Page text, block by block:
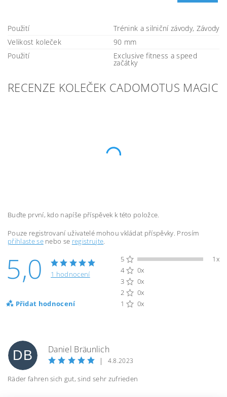
Použití
Trénink a silniční závody, Závody
Velikost koleček
90 mm
Použití
Exclusive fitness a speed
začátky
RECENZE KOLEČEK CADOMOTUS MAGIC
Buďte první, kdo napíše příspěvek k této položce.
Pouze registrovaní uživatelé mohou vkládat příspěvky. Prosím
přihlaste senebo se registrujte
5,0 1 hodnocení
Přidat hodnocení
5
1x
4
0x
3
0x
2
0x
1
0x
DB
Daniel Bräunlich
|
4.8.2023
Räder fahren sich gut, sind sehr zufrieden